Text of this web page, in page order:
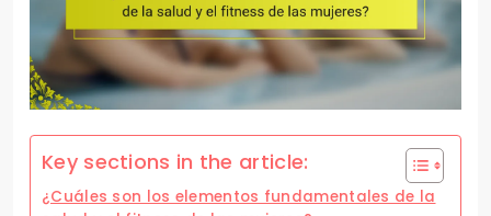
Key sections in the article:
¿Cuáles son los elementos fundamentales de la